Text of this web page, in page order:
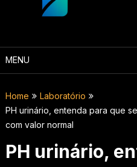
MENU
Home
Laboratório
PH urinário, entenda para que
com valor normal
PH urinário,